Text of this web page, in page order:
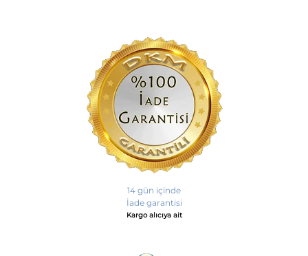
14 gün içinde
İade garantisi
Kargo alıcıya ait